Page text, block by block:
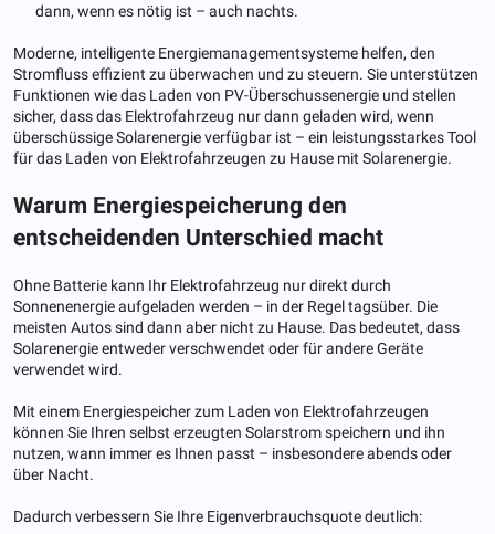
dann, wenn es nötig ist – auch nachts.
Moderne, intelligente Energiemanagementsysteme helfen, den
Stromfluss effizient zu überwachen und zu steuern. Sie unterstützen
Funktionen wie das Laden von PV-Überschussenergie und stellen
sicher, dass das Elektrofahrzeug nur dann geladen wird, wenn
überschüssige Solarenergie verfügbar ist – ein leistungsstarkes Tool
für das Laden von Elektrofahrzeugen zu Hause mit Solarenergie.
Warum Energiespeicherung den
entscheidenden Unterschied macht
Ohne Batterie kann Ihr Elektrofahrzeug nur direkt durch
Sonnenenergie aufgeladen werden – in der Regel tagsüber. Die
meisten Autos sind dann aber nicht zu Hause. Das bedeutet, dass
Solarenergie entweder verschwendet oder für andere Geräte
verwendet wird.
Mit einem Energiespeicher zum Laden von Elektrofahrzeugen
können Sie Ihren selbst erzeugten Solarstrom speichern und ihn
nutzen, wann immer es Ihnen passt – insbesondere abends oder
über Nacht.
Dadurch verbessern Sie Ihre Eigenverbrauchsquote deutlich: